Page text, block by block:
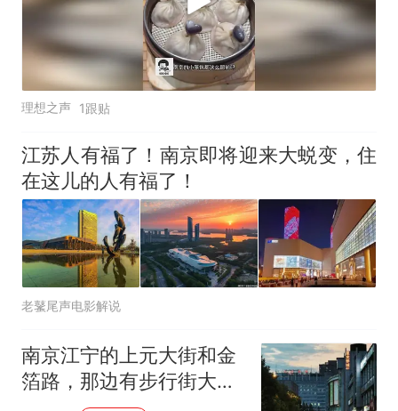
理想之声 1跟贴
江苏人有福了！南京即将迎来大蜕变，住
在这儿的人有福了！
老鼜尾声电影解说
南京江宁的上元大街和金
箔路，那边有步行街大市
口，还有金宝市场